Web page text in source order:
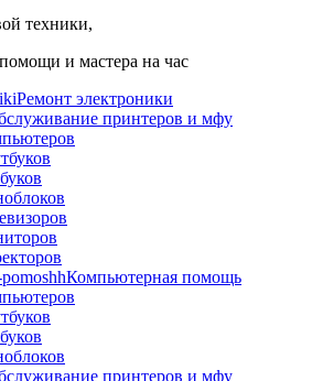
техники,
и мастера на час
Ремонт электроники
принтеров и мфу
Компьютерная помощь
принтеров и мфу